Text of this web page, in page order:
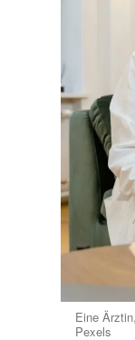
Eine
Pexels